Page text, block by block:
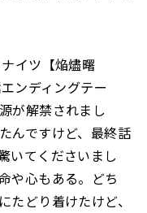
イツ【焔燼曙
ンディングテー
が解禁されまし
んですけど、最終話
いてくださいまし
や心もある。どち
たどり着けたけど、